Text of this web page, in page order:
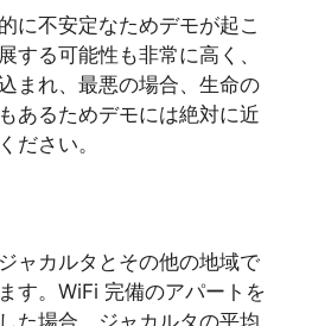
に不安定なためデモが起こ
する可能性も非常に高く、
まれ、最悪の場合、生命の
あるためデモには絶対に近
ださい。
ャカルタとその他の地域で
す。WiFi 完備のアパートを
た場合、ジャカルタの平均